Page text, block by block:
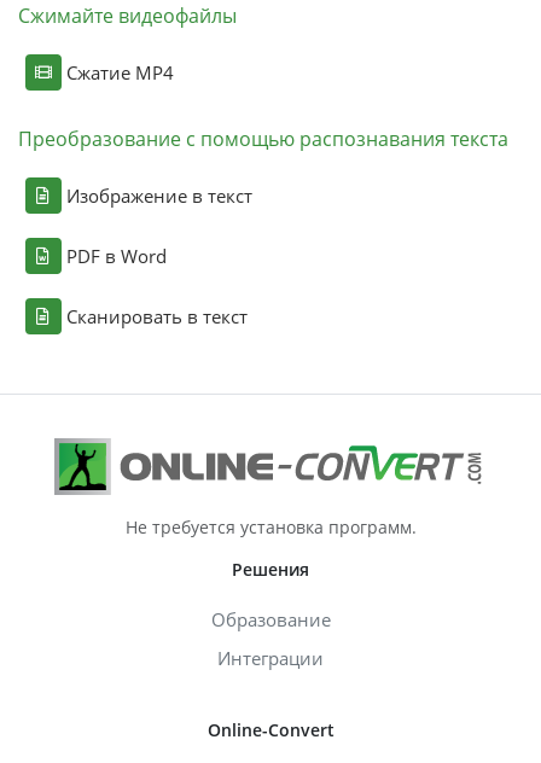
Сжимайте видеофайлы
Сжатие MP4
Преобразование с помощью распознавания текста
Изображение в текст
PDF в Word
Сканировать в текст
Не требуется установка программ.
Решения
Образование
Интеграции
Online-Convert